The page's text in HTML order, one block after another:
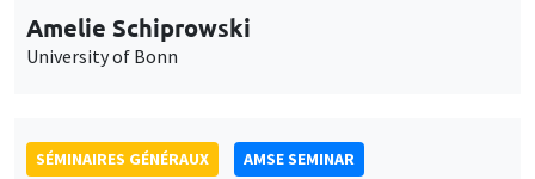
Amelie Schiprowski
University of Bonn
SÉMINAIRES GÉNÉRAUX
AMSE SEMINAR